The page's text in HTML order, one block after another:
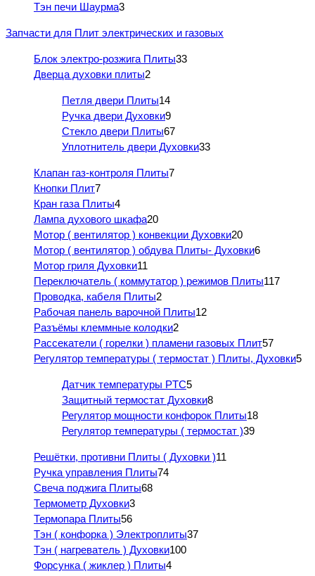
Тэн печи Шаурма3
Запчасти для Плит электрических и газовых
Блок электро-розжига Плиты33
Дверца духовки плиты2
Петля двери Плиты14
Ручка двери Духовки9
Стекло двери Плиты67
Уплотнитель двери Духовки33
Клапан газ-контроля Плиты7
Кнопки Плит7
Кран газа Плиты4
Лампа духового шкафа20
Мотор ( вентилятор ) конвекции Духовки20
Мотор ( вентилятор ) обдува Плиты- Духовки6
Мотор гриля Духовки11
Переключатель ( коммутатор ) режимов Плиты117
Проводка, кабеля Плиты2
Рабочая панель варочной Плиты12
Разъёмы клеммные колодки2
Рассекатели ( горелки ) пламени газовых Плит57
Регулятор температуры ( термостат ) Плиты, Духовки5
Датчик температуры PTC5
Защитный термостат Духовки8
Регулятор мощности конфорок Плиты18
Регулятор температуры ( термостат )39
Решётки, противни Плиты ( Духовки )11
Ручка управления Плиты74
Свеча поджига Плиты68
Термометр Духовки3
Термопара Плиты56
Тэн ( конфорка ) Электроплиты37
Тэн ( нагреватель ) Духовки100
Форсунка ( жиклер ) Плиты4